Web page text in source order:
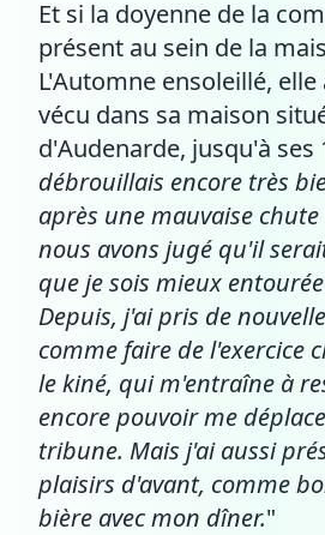
Et si la doyenne de la
présent au sein de la
L'Automne ensoleillé,
vécu dans sa maison
d'Audenarde, jusqu'à ses
débrouillais encore très
après une mauvaise
nous avons jugé qu'il
que je sois mieux
Depuis, j'ai pris de
comme faire de l'exercice
le kiné, qui m'entraîne à
encore pouvoir me
tribune. Mais j'ai aussi
plaisirs d'avant, comme
bière avec mon dîner."